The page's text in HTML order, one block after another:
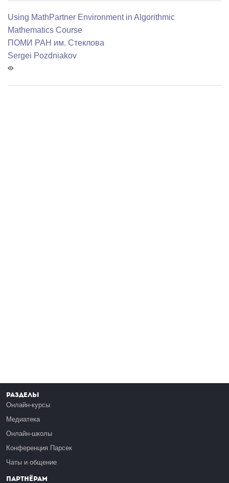
Using MathPartner Environment in Algorithmic
Mathematics Course
ПОМИ РАН им. Стеклова
Sergei Pozdniakov
Разделы
Онлайн-курсы
Медиатека
Онлайн-школы
Конференция Парсек
Чаты и общение
Партнёрам